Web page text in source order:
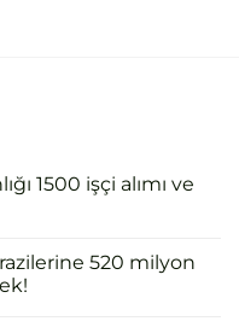
1500 işçi alımı ve
520 milyon